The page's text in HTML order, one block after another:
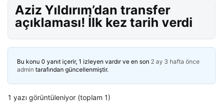
Aziz Yıldırım’dan transfer
açıklaması! İlk kez tarih verdi
Bu konu 0 yanıt içerir, 1 izleyen vardır ve en son 2 ay 3 hafta önce
admin tarafından güncellenmiştir.
1 yazı görüntüleniyor (toplam 1)